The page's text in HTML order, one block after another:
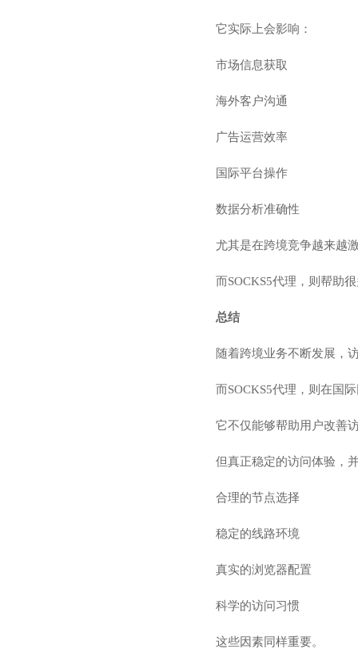
它实际上会影响：
市场信息获取
海外客户沟通
广告运营效率
国际平台操作
数据分析准确性
尤其是在跨境竞争越来越
而SOCKS5代理，则帮助
总结
随着跨境业务不断发展，
而SOCKS5代理，则在国
它不仅能够帮助用户改善
但真正稳定的访问体验，
合理的节点选择
稳定的线路环境
真实的浏览器配置
科学的访问习惯
这些因素同样重要。